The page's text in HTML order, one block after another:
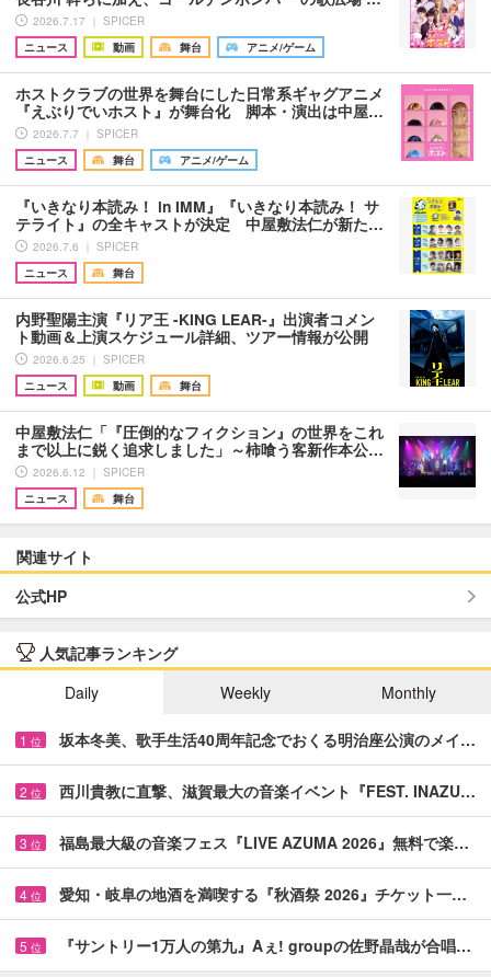
2026.7.17 ｜ SPICER
ニュース
動画 舞台 アニメ/ゲーム
ホストクラブの世界を舞台にした日常系ギャグアニメ
『えぶりでいホスト』が舞台化 脚本・演出は中屋…
2026.7.7 ｜ SPICER
ニュース
舞台 アニメ/ゲーム
『いきなり本読み！ in IMM』『いきなり本読み！ サ
テライト』の全キャストが決定 中屋敷法仁が新た…
2026.7.6 ｜ SPICER
ニュース
舞台
内野聖陽主演『リア王 -KING LEAR-』出演者コメン
ト動画＆上演スケジュール詳細、ツアー情報が公開
2026.6.25 ｜ SPICER
ニュース
動画 舞台
中屋敷法仁「『圧倒的なフィクション』の世界をこれ
まで以上に鋭く追求しました」～柿喰う客新作本公…
2026.6.12 ｜ SPICER
ニュース
舞台
関連サイト
公式HP
人気記事ランキング
Daily
Weekly Monthly
1 位 坂本冬美、歌手生活40周年記念でおくる明治座公演のメイ…
2 位 西川貴教に直撃、滋賀最大の音楽イベント『FEST. INAZU…
3 位 福島最大級の音楽フェス『LIVE AZUMA 2026』無料で楽…
4 位 愛知・岐阜の地酒を満喫する『秋酒祭 2026』チケット一…
5 位 『サントリー1万人の第九』Aぇ! groupの佐野晶哉が合唱…